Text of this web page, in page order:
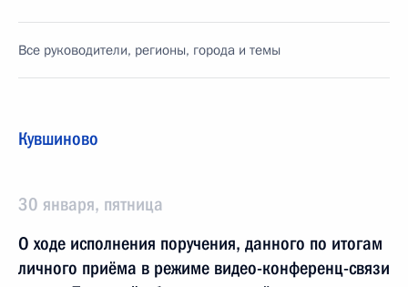
Все руководители, регионы, города и темы
Кувшиново
30 января, пятница
О ходе исполнения поручения, данного по итогам
личного приёма в режиме видео-конференц-связи